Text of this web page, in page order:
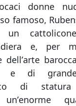
donne
famoso,
un
e, per
dellʼarte
e di
di statura
unʼenorme